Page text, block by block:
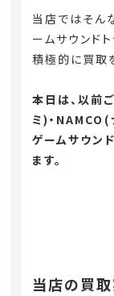
当店ではそ
ームサウンド
積極的に買取
本日は、以前
ミ)・
ゲームサウン
ます。
当店の買